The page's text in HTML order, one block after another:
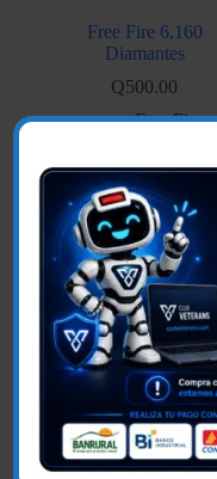
Free Fire 6,160
Diamantes
Q500.00
Free Fire
Añadir al carrito
Free Fire 1,166